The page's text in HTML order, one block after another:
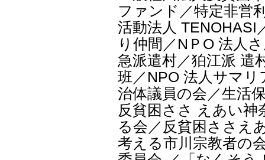
ファンド／特定非営
活動法人 TENOHASI
り仲間／NＰO 法人
急派遣村／狛江派 遣
班／NPO 法人サマ
治体議員の会／生活
反貧困ささ えあい神
る会／反貧困ささえ
考える市川宗教者の